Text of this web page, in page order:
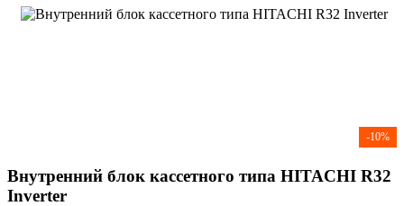
-10%
Внутренний блок кассетного типа HITACHI R32
Inverter